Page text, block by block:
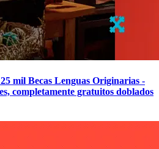
mil Becas Lenguas Originarias -
completamente gratuitos doblados